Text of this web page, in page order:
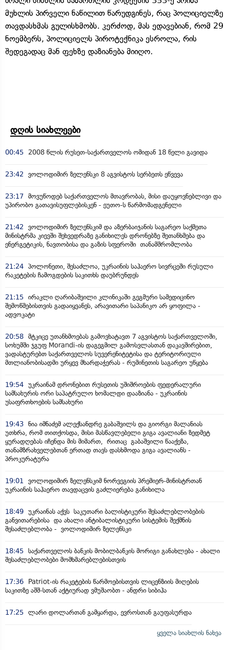
მუხლის პირველი ნაწილით წარუდგინეს, რაც პოლიციელზე
თავდასხმას გულისხმობს. კერძოდ, მას ედავებიან, რომ 29
ნოემბერს, პოლიციელს პიროტექნიკა ესროლა, რის
შედეგადაც მან ფეხზე დაზიანება მიიღო.
დღის სიახლეები
00:45 2008 წლის რუსეთ-საქართველოს ომიდან 18 წელი გავიდა
23:42 ვოლოდიმირ ზელენსკი 8 აგვისტოს სერბეთს ეწვევა
23:17 მოვუწოდებ საქართველოს მთავრობას, მისი დაუყოვნებლივი და
უპირობო გათავისუფლებისკენ - ეუთო-ს წარმომადგენელი
21:42
ვოლოდიმირ ზელენსკიმ და აზერბაიჯანის საგარეო საქმეთა
მინისტრმა კიევში შეხვედრაზე განიხილეს დრონებზე შეთანხმება და
ენერგეტიკის, ნავთობისა და გაზის სფეროში თანამშრომლობა
21:24 პოლონეთი, შესაძლოა, უკრაინის საჰაერო სივრცეში რუსული
რაკეტების ჩამოგდების საკითხს დაუბრუნდეს
21:15 ირაკლი ღარიბაშვილი კლინიკაში გეგმური სამედიცინო
შემოწმებისთვის გადაიყვანეს, არავითარი საპანიკო არ ყოფილა -
ადვოკატი
20:58 მტკიცე უთანხმოებას გამოვხატავთ 7 აგვისტოს საქართველოში,
სოხუმში ჯგუფ Morandi-ის დაგეგმილ გამოსვლასთან დაკავშირებით,
ვადასტურებთ საქართველოს სუვერენიტეტისა და ტერიტორიული
მთლიანობისადმი ურყევ მხარდაჭერას - რუმინეთის საგარეო უწყება
19:54 უკრაინამ დრონებით რუსეთის უშიშროების ფედერალური
სამსახურის ორი საპატრულო ხომალდი დააზიანა - უკრაინის
უსაფრთხოების სამსახური
19:43 ნია იმნაძემ ალექსანდრე გაბაშვილს და გიორგი მალანიას
უთხრა, რომ თითქოსდა, მისი მასწავლებელი გიგა ავალიანი ზედმეტ
ყურადღებას იჩენდა მის მიმართ, რითაც გაბაშვილი წააქეზა,
თანამზრახველებთან ერთად თავს დასხმოდა გიგა ავალიანს -
პროკურატურა
19:01
ვოლოდიმირ ზელენსკიმ ნორვეგიის პრემიერ-მინისტრთან
უკრაინის საჰაერო თავდაცვის გაძლიერება განიხილა
18:49 უკრაინას აქვს საკუთარი ბალისტიკური შესაძლებლობების
განვითარებისა და ახალი ანტიბალისტიკური სისტემის შექმნის
შესაძლებლობა - ვოლოდიმირ ზელენსკი
18:45 საქართველოს ბანკის მობილბანკის მორიგი განახლება - ახალი
შესაძლებლობები მომხმარებლებისთვის
17:36
Patriot-ის რაკეტების წარმოებისთვის ლიცენზიის მიღების
საკითზე აშშ-სთან აქტიურად ვმუშაობთ - ანდრი სიბიჰა
17:25 ლარი დოლართან გამყარდა, ევროსთან გაუფასურდა
ყველა სიახლის ნახვა